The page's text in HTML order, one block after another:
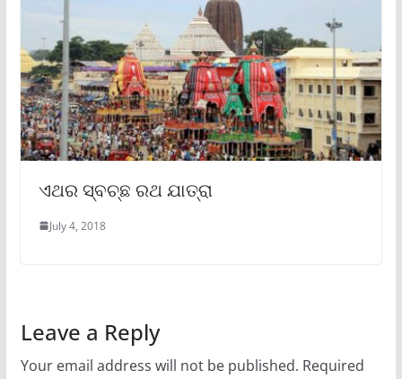
ଏଥର ସ୍ବଚ୍ଛ ରଥ ଯାତ୍ରା
July 4, 2018
Leave a Reply
Your email address will not be published. Required